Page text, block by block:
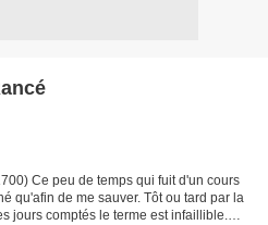
Ce peu de temps qui fuit d'un cours
qu'afin de me sauver. Tôt ou tard par la
jours comptés le terme est infaillible.